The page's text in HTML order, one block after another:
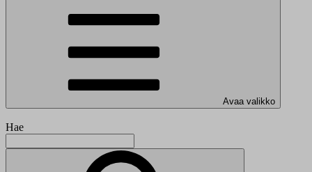
Avaa valikko
Hae